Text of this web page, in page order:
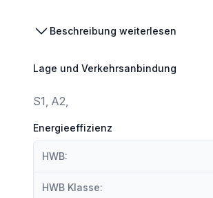
Beschreibung weiterlesen
Lage und Verkehrsanbindung
S1, A2,
Energieeffizienz
HWB:
HWB Klasse: